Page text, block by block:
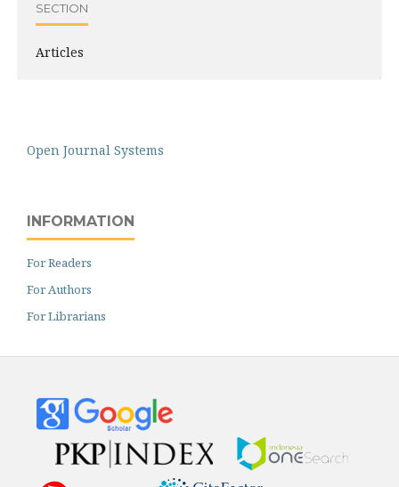
SECTION
Articles
Open Journal Systems
INFORMATION
For Readers
For Authors
For Librarians